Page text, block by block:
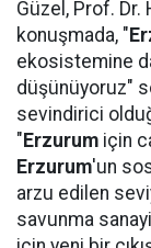
Güzel, Prof. Dr.
konuşmada, "
ekosistemine
düşünüyoruz"
sevindirici
" Erzurum için
Erzurum'un
arzu edilen
savunma